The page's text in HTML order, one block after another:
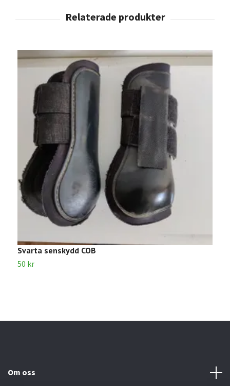
Svarta senskydd COB
50 kr
Om oss